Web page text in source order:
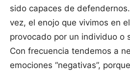
sido capaces de
vez, el enojo que vivimos en
provocado por un individuo o
Con frecuencia tendemos a
emociones “negativas”,